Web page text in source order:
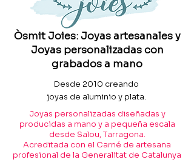
Òsmit Joies: Joyas artesanales y
Joyas personalizadas con
grabados a mano
Joyas personalizadas diseñadas y
producidas a mano y a pequeña escala
desde Salou, Tarragona.
Acreditada con el Carné de artesana
profesional de la Generalitat de Catalunya
Desde 2010 creando
joyas de aluminio y plata.